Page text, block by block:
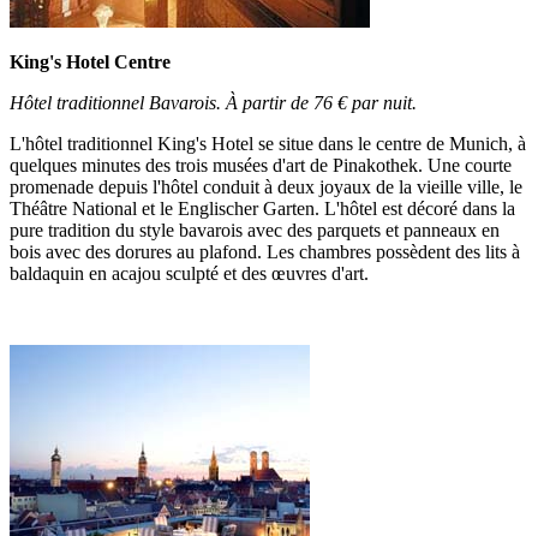
King's Hotel Centre
Hôtel traditionnel Bavarois. À partir de 76 € par nuit.
L'hôtel traditionnel King's Hotel se situe dans le centre de Munich, à
quelques minutes des trois musées d'art de Pinakothek. Une courte
promenade depuis l'hôtel conduit à deux joyaux de la vieille ville, le
Théâtre National et le Englischer Garten. L'hôtel est décoré dans la
pure tradition du style bavarois avec des parquets et panneaux en
bois avec des dorures au plafond. Les chambres possèdent des lits à
baldaquin en acajou sculpté et des œuvres d'art.